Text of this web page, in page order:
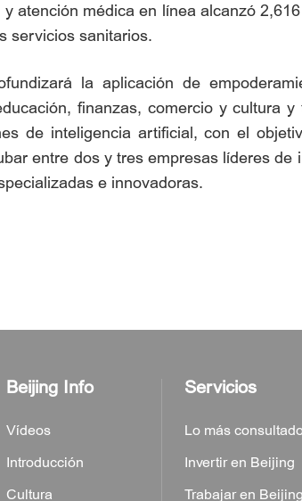
atención médica en línea alcanzó
servicios sanitarios.
la aplicación de
finanzas, comercio y cultura
de inteligencia artificial, con el
entre dos y tres empresas líderes
e innovadoras.
Beijing Info
Vídeos
Introducción
Cultura
Servicios
Lo más
Invertir en Beijing
Trabajar en Beijing